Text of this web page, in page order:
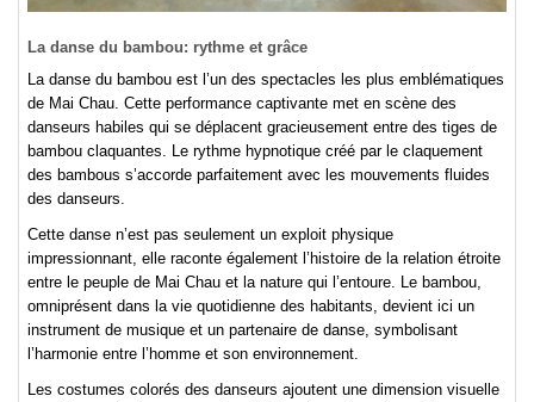
La danse du bambou: rythme et grâce
La danse du bambou est l’un des spectacles les plus emblématiques
de Mai Chau. Cette performance captivante met en scène des
danseurs habiles qui se déplacent gracieusement entre des tiges de
bambou claquantes. Le rythme hypnotique créé par le claquement
des bambous s’accorde parfaitement avec les mouvements fluides
des danseurs.
Cette danse n’est pas seulement un exploit physique
impressionnant, elle raconte également l’histoire de la relation étroite
entre le peuple de Mai Chau et la nature qui l’entoure. Le bambou,
omniprésent dans la vie quotidienne des habitants, devient ici un
instrument de musique et un partenaire de danse, symbolisant
l’harmonie entre l’homme et son environnement.
Les costumes colorés des danseurs ajoutent une dimension visuelle